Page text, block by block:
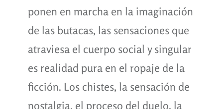
ponen en marcha en la imaginación
de las butacas, las sensaciones que
atraviesa el cuerpo social y singular
es realidad pura en el ropaje de la
ficción. Los chistes, la sensación de
nostalgia, el proceso del duelo, la